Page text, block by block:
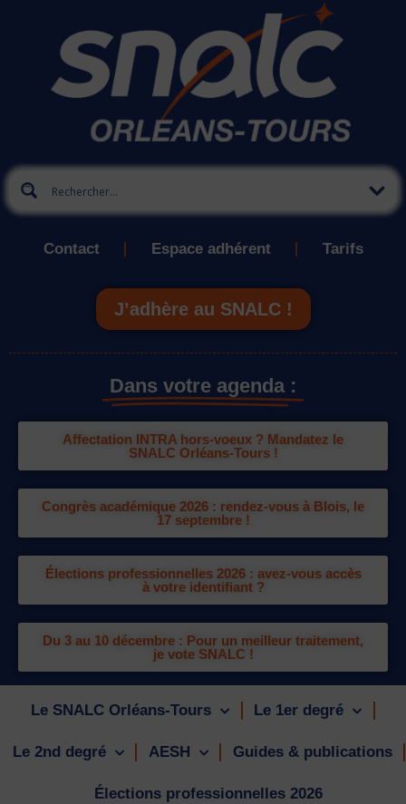
Contact Espace adhérent Tarifs
J’adhère au SNALC !
Dans votre agenda :
Affectation INTRA hors-voeux ? Mandatez le
SNALC Orléans-Tours !
Congrès académique 2026 : rendez-vous à Blois, le
17 septembre !
Élections professionnelles 2026 : avez-vous accès
à votre identifiant ?
Du 3 au 10 décembre : Pour un meilleur traitement,
je vote SNALC !
Le SNALC Orléans-Tours Le 1er degré
Le 2nd degré AESH Guides & publications
Élections professionnelles 2026